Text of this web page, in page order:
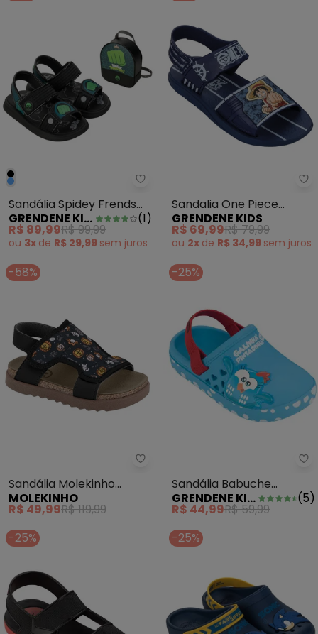
Grendene Kids - Sandália
Sandália Spidey Frends
Verde
GRENDENE KIDS (1)
R$ 89,99R$ 99,99
ou 3x de R$ 29,99 sem juros
Sandalia One Piece
Explorer Azul
GRENDENE KIDS
R$ 69,99R$ 79,99
ou 2x de R$ 34,99 sem juros
-58%
Sandália Molekinho (Preta) em
Sandália Molekinho
(Preta) em Sintético
MOLEKINHO
R$ 49,99R$ 119,99
-25%
Sandália Babuche
Galinha Pintadinha
Happy Azul
GRENDENE KIDS (5)
R$ 44,99R$ 59,99
-25%
-25%